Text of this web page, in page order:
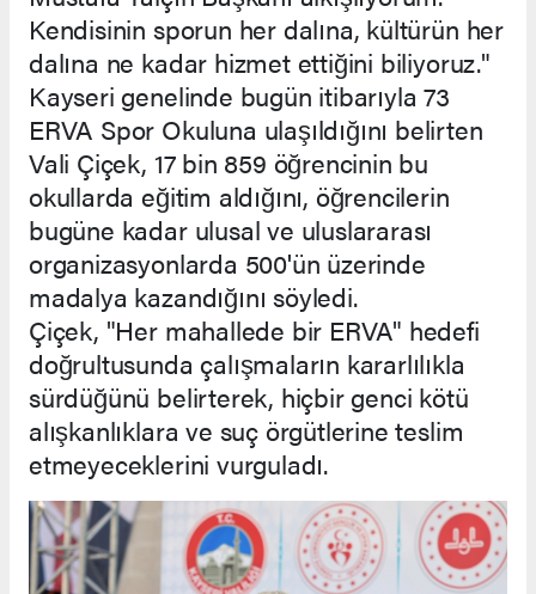
Kendisinin sporun her dalına, kültürün her
dalına ne kadar hizmet ettiğini biliyoruz."
Kayseri genelinde bugün itibarıyla 73
ERVA Spor Okuluna ulaşıldığını belirten
Vali Çiçek, 17 bin 859 öğrencinin bu
okullarda eğitim aldığını, öğrencilerin
bugüne kadar ulusal ve uluslararası
organizasyonlarda 500'ün üzerinde
madalya kazandığını söyledi.
Çiçek, "Her mahallede bir ERVA" hedefi
doğrultusunda çalışmaların kararlılıkla
sürdüğünü belirterek, hiçbir genci kötü
alışkanlıklara ve suç örgütlerine teslim
etmeyeceklerini vurguladı.